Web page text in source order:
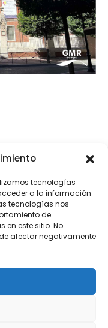
tecnologías
a la información
tecnologías nos
de
este sitio. No
afectar negativamente
no será
están marcados